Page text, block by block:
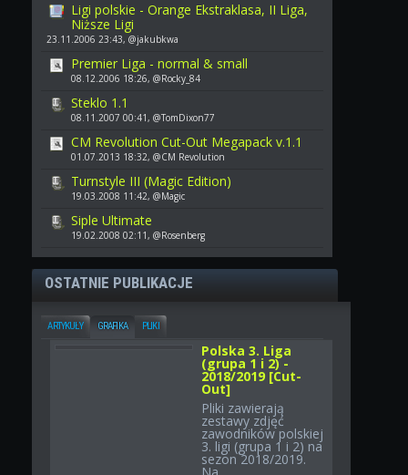
Ligi polskie - Orange Ekstraklasa, II Liga,
Niższe Ligi
23.11.2006 23:43, @jakubkwa
Premier Liga - normal & small
08.12.2006 18:26, @Rocky_84
Steklo 1.1
08.11.2007 00:41, @TomDixon77
CM Revolution Cut-Out Megapack v.1.1
01.07.2013 18:32, @CM Revolution
Turnstyle III (Magic Edition)
19.03.2008 11:42, @Magic
Siple Ultimate
19.02.2008 02:11, @Rosenberg
OSTATNIE PUBLIKACJE
ARTYKUŁY GRAFIKA PLIKI
Polska 3. Liga
(grupa 1 i 2) -
2018/2019 [Cut-
Out]
Pliki zawierają
zestawy zdjęć
zawodników polskiej
3. ligi (grupa 1 i 2) na
sezon 2018/2019.